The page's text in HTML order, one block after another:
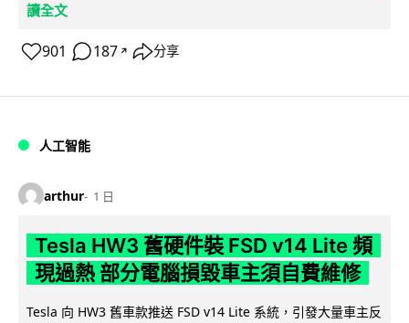
讀全文
901 187 ↗ 分享
人工智能
arthur 1 日
Tesla HW3 舊硬件裝 FSD v14 Lite 頻
現過熱 部分電腦損毀車主須自費維修
Tesla 向 HW3 舊車款推送 FSD v14 Lite 系統，引發大量車主反